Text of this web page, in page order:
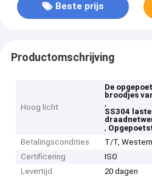
Beste prijs
Productomschrijving
Hoog licht
De
broodjes
,
SS304
,
Betalingscondities
T/T,
Certificering
ISO
Levertijd
20 dagen